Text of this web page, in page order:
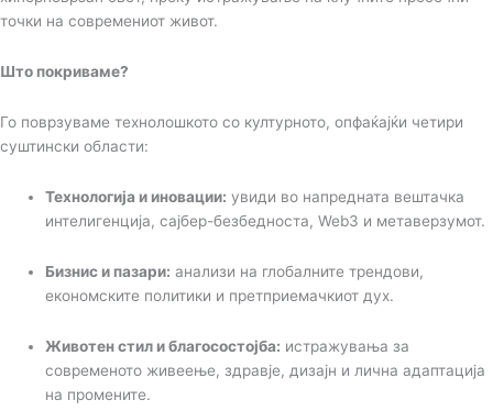
точки на современиот живот.
Што покриваме?
Го поврзуваме технолошкото со културното, опфаќајќи четири
суштински области:
Технологија и иновации: увиди во напредната вештачка
интелигенција, сајбер-безбедноста, Web3 и метаверзумот.
Бизнис и пазари: анализи на глобалните трендови,
економските политики и претприемачкиот дух.
Животен стил и благосостојба: истражувања за
современото живеење, здравје, дизајн и лична адаптација
на промените.